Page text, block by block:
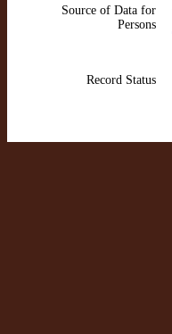
Source of Data for
Persons
Record Status